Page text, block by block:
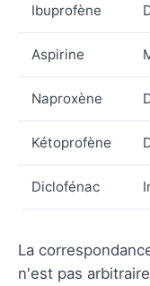
Ibuprofène
Aspirine
Naproxène
Kétoprofène
Diclofénac
La
n'est pas